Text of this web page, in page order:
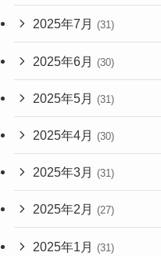
2025年7月 (31)
2025年6月 (30)
2025年5月 (31)
2025年4月 (30)
2025年3月 (31)
2025年2月 (27)
2025年1月 (31)